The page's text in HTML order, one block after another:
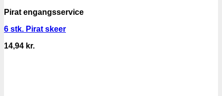
Pirat engangsservice
6 stk. Pirat skeer
14,94 kr.